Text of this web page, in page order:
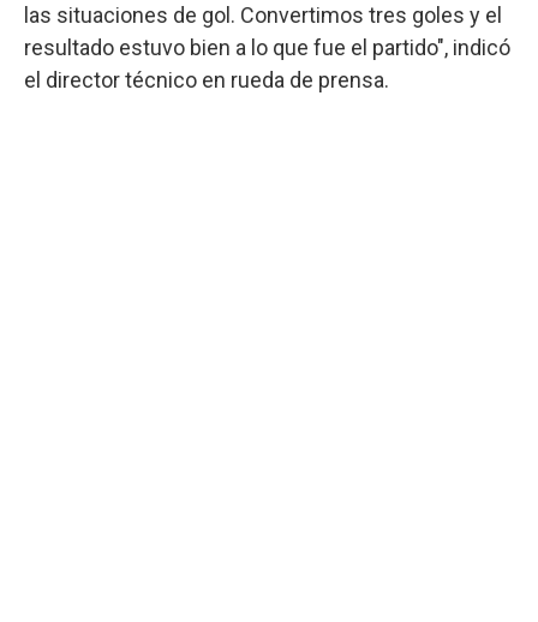
las situaciones de gol. Convertimos tres goles y el
resultado estuvo bien a lo que fue el partido", indicó
el director técnico en rueda de prensa.